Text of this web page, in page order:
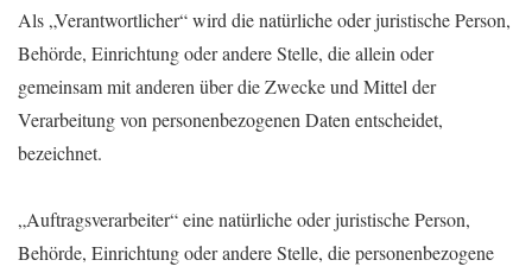
Als „Verantwortlicher“ wird die natürliche oder juristische Person,
Behörde, Einrichtung oder andere Stelle, die allein oder
gemeinsam mit anderen über die Zwecke und Mittel der
Verarbeitung von personenbezogenen Daten entscheidet,
bezeichnet.
„Auftragsverarbeiter“ eine natürliche oder juristische Person,
Behörde, Einrichtung oder andere Stelle, die personenbezogene